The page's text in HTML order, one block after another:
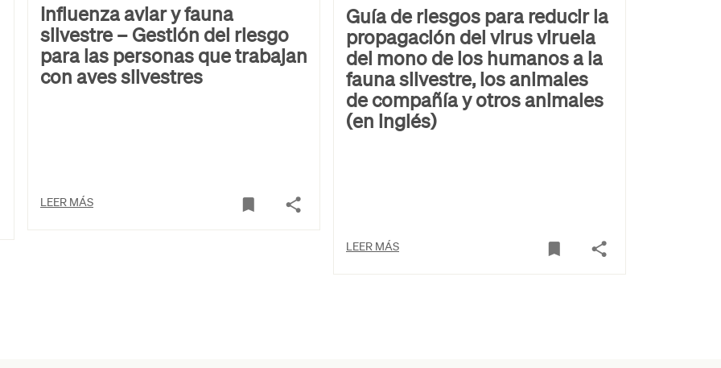
Influenza aviar y fauna
silvestre – Gestión del riesgo
para las personas que trabajan
con aves silvestres
LEER MÁS
Guía de riesgos para reducir la
propagación del virus viruela
del mono de los humanos a la
fauna silvestre, los animales
de compañía y otros animales
(en inglés)
LEER MÁS